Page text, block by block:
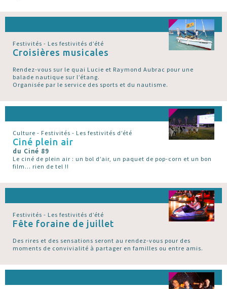
Festivités - Les festivités d’été
Croisières musicales
Rendez-vous sur le quai Lucie et Raymond Aubrac pour une
balade nautique sur l’étang.
Organisée par le service des sports et du nautisme.
Culture - Festivités - Les festivités d’été
Ciné plein air
du Ciné 89
Le ciné de plein air : un bol d’air, un paquet de pop-corn et un bon
film... rien de tel !!
Festivités - Les festivités d’été
Fête foraine de juillet
Des rires et des sensations seront au rendez-vous pour des
moments de convivialité à partager en familles ou entre amis.